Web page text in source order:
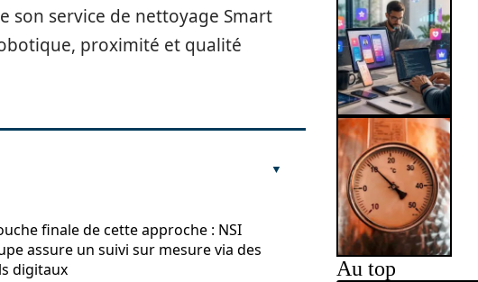
son service de nettoyage Smart
proximité et qualité
finale de cette approche : NSI
assure un suivi sur mesure via des
digitaux
Au top